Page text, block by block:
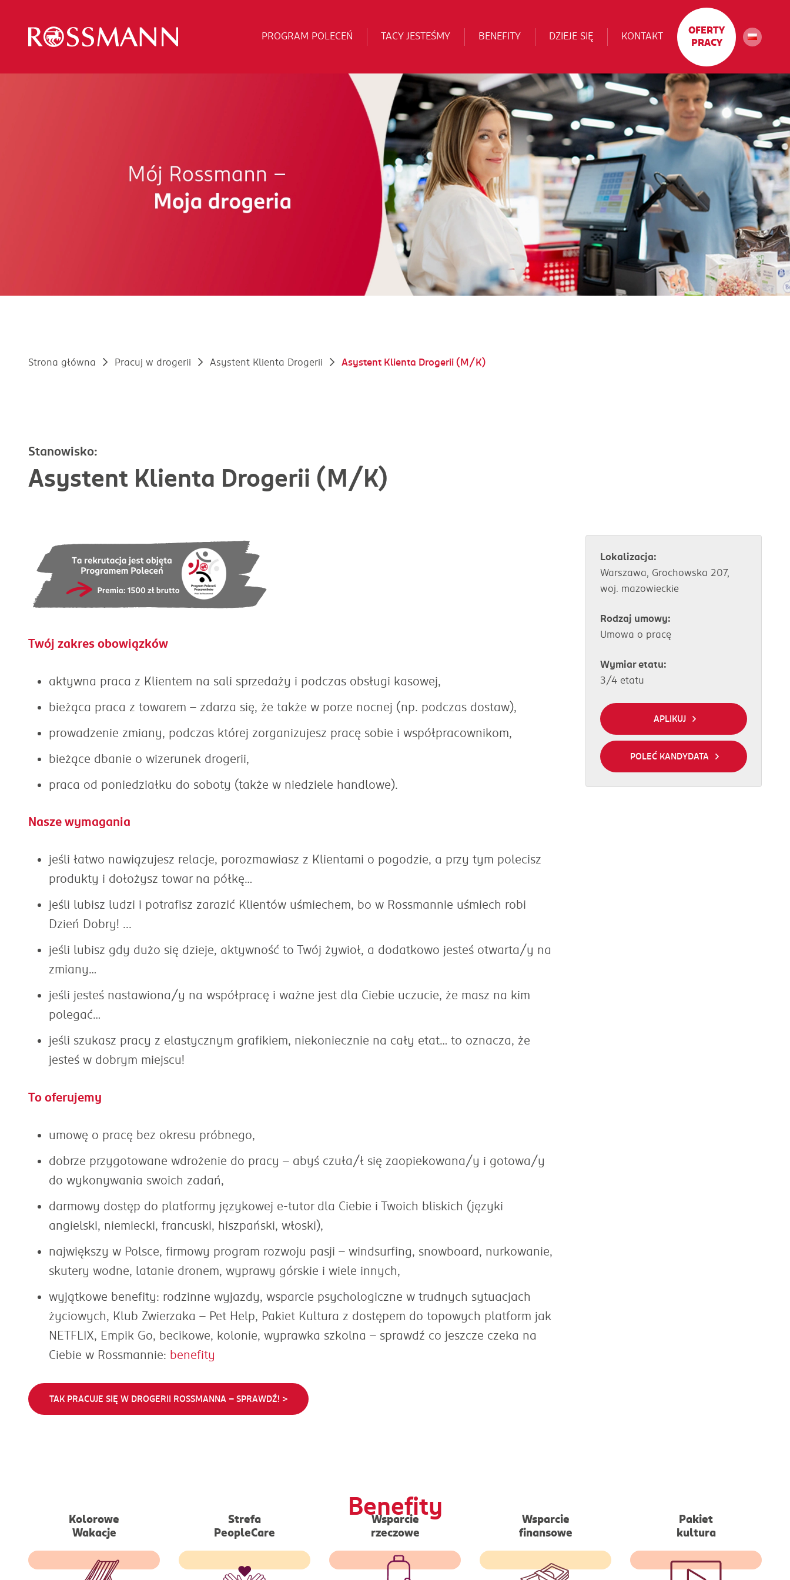
PROGRAM POLECEŃ TACY JESTEŚMY BENEFITY DZIEJE SIĘ KONTAKT
OFERTY
PRACY
Strona główna Pracuj w drogerii Asystent Klienta Drogerii Asystent Klienta Drogerii (M/K)
Stanowisko:
Asystent Klienta Drogerii (M/K)
Twój zakres obowiązków
aktywna praca z Klientem na sali sprzedaży i podczas obsługi kasowej,
bieżąca praca z towarem - zdarza się, że także w porze nocnej (np. podczas dostaw),
prowadzenie zmiany, podczas której zorganizujesz pracę sobie i współpracownikom,
bieżące dbanie o wizerunek drogerii,
praca od poniedziałku do soboty (także w niedziele handlowe).
Nasze wymagania
jeśli łatwo nawiązujesz relacje, porozmawiasz z Klientami o pogodzie, a przy tym polecisz
produkty i dołożysz towar na półkę…
jeśli lubisz ludzi i potrafisz zarazić Klientów uśmiechem, bo w Rossmannie uśmiech robi
Dzień Dobry! ...
jeśli lubisz gdy dużo się dzieje, aktywność to Twój żywioł, a dodatkowo jesteś otwarta/y na
zmiany…
jeśli jesteś nastawiona/y na współpracę i ważne jest dla Ciebie uczucie, że masz na kim
polegać…
jeśli szukasz pracy z elastycznym grafikiem, niekoniecznie na cały etat… to oznacza, że
jesteś w dobrym miejscu!
To oferujemy
umowę o pracę bez okresu próbnego,
dobrze przygotowane wdrożenie do pracy - abyś czuła/ł się zaopiekowana/y i gotowa/y
do wykonywania swoich zadań,
darmowy dostęp do platformy językowej e-tutor dla Ciebie i Twoich bliskich (języki
angielski, niemiecki, francuski, hiszpański, włoski),
największy w Polsce, firmowy program rozwoju pasji – windsurfing, snowboard, nurkowanie,
skutery wodne, latanie dronem, wyprawy górskie i wiele innych,
wyjątkowe benefity: rodzinne wyjazdy, wsparcie psychologiczne w trudnych sytuacjach
życiowych, Klub Zwierzaka – Pet Help, Pakiet Kultura z dostępem do topowych platform jak
NETFLIX, Empik Go, becikowe, kolonie, wyprawka szkolna – sprawdź co jeszcze czeka na
Ciebie w Rossmannie: benefity
TAK PRACUJE SIĘ W DROGERII ROSSMANNA - SPRAWDŹ! >
Lokalizacja:
Warszawa, Grochowska 207,
woj. mazowieckie
Rodzaj umowy:
Umowa o pracę
Wymiar etatu:
3/4 etatu
APLIKUJ
POLEĆ KANDYDATA
Benefity
Kolorowe
Wakacje
Wypoczynek dla
pracowników
wychowujących dzieci z
m. in. spektrum autyzmu
Strefa
PeopleCare
Dostęp do platform
psychoterapii, wskazówki
Wsparcie
rzeczowe
Bezzwrotne wsparcie w
postaci produktów
higienicznych dla
pracowników, którzy
Wsparcie
finansowe
Dodatkowy zastrzyk
gotówki w okresie
jesienno-zimowym dla
Pakiet
kultura
Tańszy dostęp m.in: do
Netflixa, Spotify, Świata
książki, Xbox czy Empik